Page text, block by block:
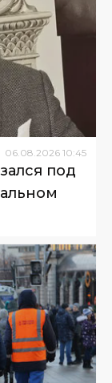
06 08 2026 10:45
под